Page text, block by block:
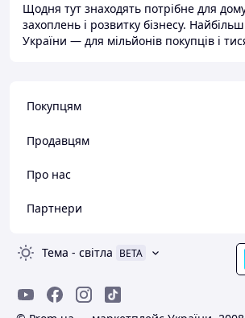
Щодня тут знаходять потрібне для
захоплень і розвитку бізнесу.
України — для мільйонів покупців і
Покупцям
Продавцям
Про нас
Партнери
Тема - світла BETA